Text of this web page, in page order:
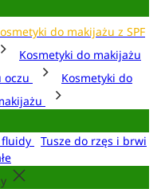
do makijażu z SPF
Kosmetyki do makijażu
oczu
Kosmetyki do
fluidy
Tusze do rzęs i brwi